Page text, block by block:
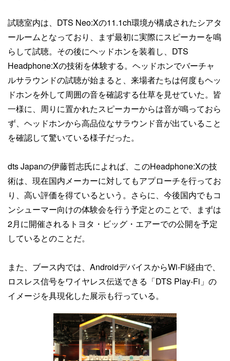
試聴室内は、DTS Neo:Xの11.1ch環境が構成されたシアタ
ールームとなっており、まず最初に実際にスピーカーを鳴
らして試聴。その後にヘッドホンを装着し、DTS
Headphone:Xの技術を体験する。ヘッドホンでバーチャ
ルサラウンドの試聴が始まると、来場者たちは何度もヘッ
ドホンを外して周囲の音を確認する仕草を見せていた。皆
一様に、周りに置かれたスピーカーからは音が鳴っておら
ず、ヘッドホンから高品位なサラウンド音が出ていること
を確認して驚いている様子だった。
dts Japanの伊藤哲志氏によれば、このHeadphone:Xの技
術は、現在国内メーカーに対してもアプローチを行ってお
り、高い評価を得ているという。さらに、今後国内でもコ
ンシューマー向けの体験会を行う予定とのことで、まずは
2月に開催されるトヨタ・ビッグ・エアーでの公開を予定
しているとのことだ。
また、ブース内では、AndroidデバイスからWi-Fi経由で、
ロスレス信号をワイヤレス伝送できる「DTS Play-Fi」の
イメージを具現化した展示も行っている。